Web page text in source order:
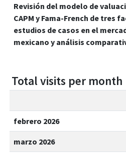
Revisión del modelo de
CAPM y Fama-French de tres
estudios de casos en el
mexicano y análisis
Total visits per month
febrero 2026
marzo 2026